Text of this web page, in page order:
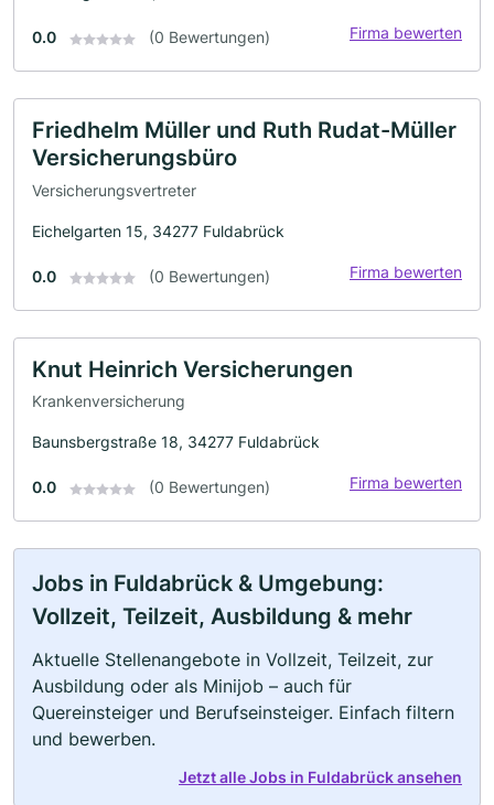
0.0 (0 Bewertungen) Firma bewerten
Friedhelm Müller und Ruth Rudat-Müller
Versicherungsbüro
Versicherungsvertreter
Eichelgarten 15, 34277 Fuldabrück
0.0 (0 Bewertungen) Firma bewerten
Knut Heinrich Versicherungen
Krankenversicherung
Baunsbergstraße 18, 34277 Fuldabrück
0.0 (0 Bewertungen) Firma bewerten
Jobs in Fuldabrück & Umgebung:
Vollzeit, Teilzeit, Ausbildung & mehr
Aktuelle Stellenangebote in Vollzeit, Teilzeit, zur
Ausbildung oder als Minijob – auch für
Quereinsteiger und Berufseinsteiger. Einfach filtern
und bewerben.
Jetzt alle Jobs in Fuldabrück ansehen